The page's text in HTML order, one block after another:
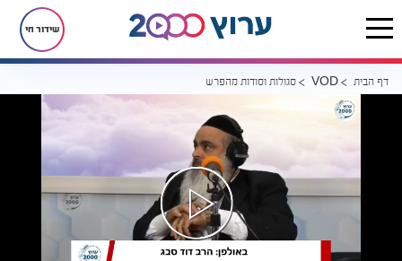
שידור חי
דף הבית VOD סגולות וסודות מהפרשה